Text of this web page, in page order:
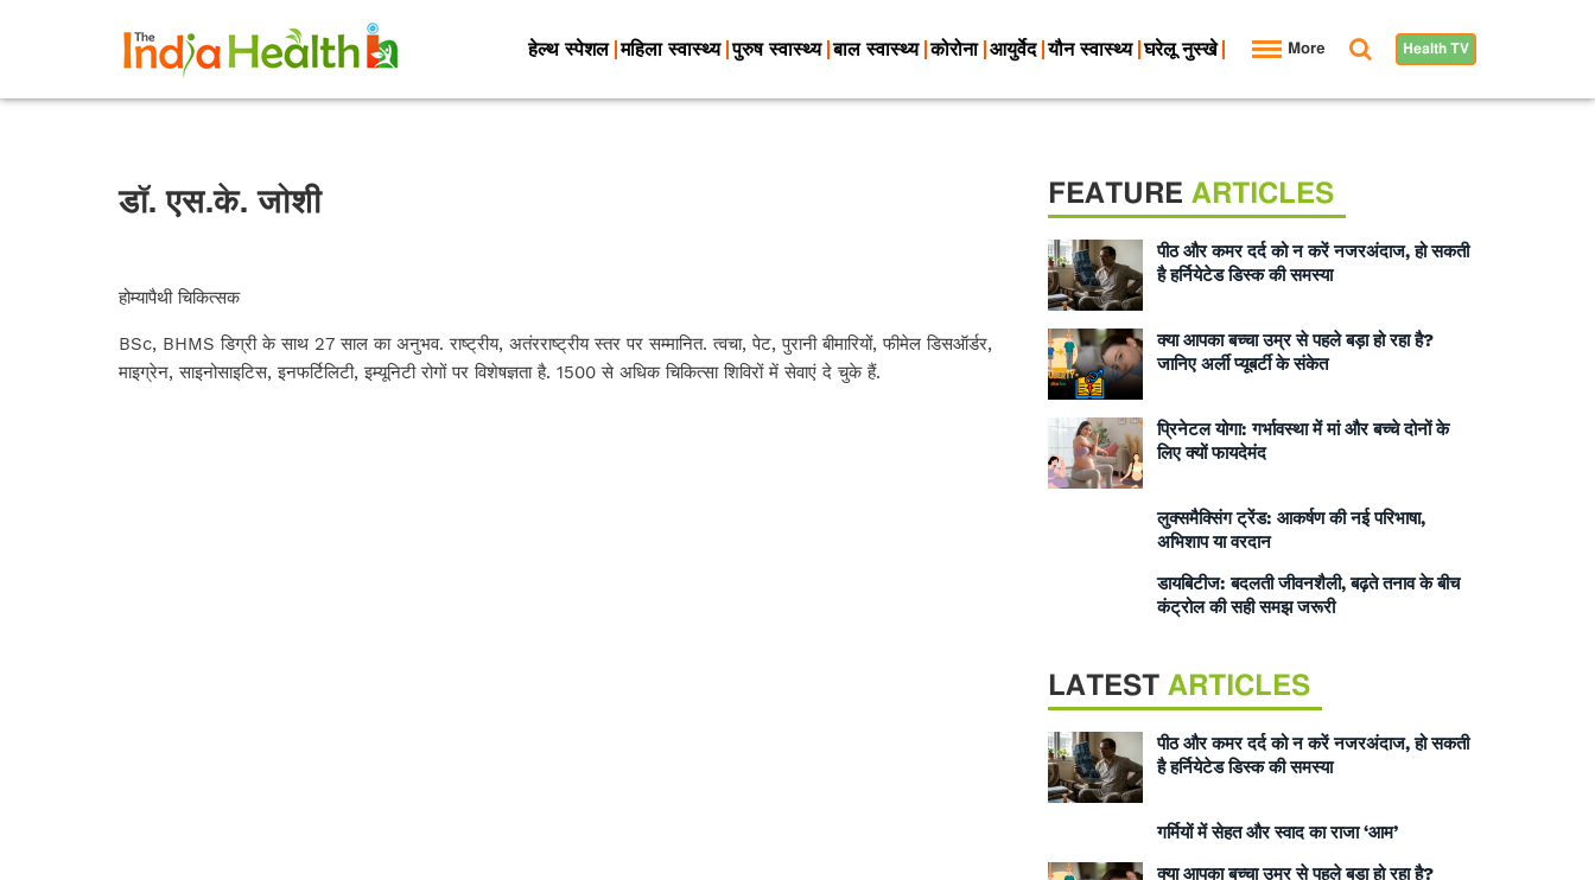
हेल्थ स्पेशल महिला स्वास्थ्य पुरुष स्वास्थ्य बाल स्वास्थ्य कोरोना आयुर्वेद यौन स्वास्थ्य घरेलू नुस्खे More Health TV
डॉ. एस.के. जोशी
होम्यापैथी चिकित्सक
BSc, BHMS डिग्री के साथ 27 साल का अनुभव. राष्ट्रीय, अतंरराष्ट्रीय स्तर पर सम्मानित. त्वचा, पेट, पुरानी बीमारियों, फीमेल डिसऑर्डर,
माइग्रेन, साइनोसाइटिस, इनफर्टिलिटी, इम्यूनिटी रोगों पर विशेषज्ञता है. 1500 से अधिक चिकित्सा शिविरों में सेवाएं दे चुके हैं.
FEATURE ARTICLES
पीठ और कमर दर्द को न करें नजरअंदाज, हो सकती
है हर्नियेटेड डिस्क की समस्या
क्या आपका बच्चा उम्र से पहले बड़ा हो रहा है?
जानिए अर्ली प्यूबर्टी के संकेत
प्रिनेटल योगा: गर्भावस्था में मां और बच्चे दोनों के
लिए क्यों फायदेमंद
लुक्समैक्सिंग ट्रेंड: आकर्षण की नई परिभाषा,
अभिशाप या वरदान
डायबिटीज: बदलती जीवनशैली, बढ़ते तनाव के बीच
कंट्रोल की सही समझ जरूरी
LATEST ARTICLES
पीठ और कमर दर्द को न करें नजरअंदाज, हो सकती
है हर्नियेटेड डिस्क की समस्या
गर्मियों में सेहत और स्वाद का राजा ‘आम’
क्या आपका बच्चा उम्र से पहले बड़ा हो रहा है?